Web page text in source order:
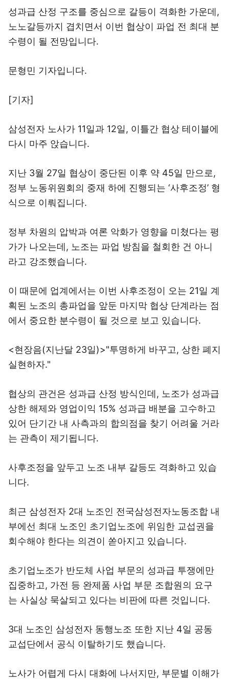
성과급 산정 구조를 중심으로 갈등이 격화한 가운데,
노노갈등까지 겹치면서 이번 협상이 파업 전 최대 분
수령이 될 전망입니다.
문형민 기자입니다.
[기자]
삼성전자 노사가 11일과 12일, 이틀간 협상 테이블에
다시 마주 앉습니다.
지난 3월 27일 협상이 중단된 이후 약 45일 만으로,
정부 노동위원회의 중재 하에 진행되는 ‘사후조정’ 형
식으로 이뤄집니다.
정부 차원의 압박과 여론 악화가 영향을 미쳤다는 평
가가 나오는데, 노조는 파업 방침을 철회한 건 아니
라고 강조했습니다.
이 때문에 업계에서는 이번 사후조정이 오는 21일 계
획된 노조의 총파업을 앞둔 마지막 협상 단계라는 점
에서 중요한 분수령이 될 것으로 보고 있습니다.
<현장음(지난달 23일)>"투명하게 바꾸고, 상한 폐지
실현하자."
협상의 관건은 성과급 산정 방식인데, 노조가 성과급
상한 해제와 영업이익 15% 성과급 배분을 고수하고
있어 단기간 내 사측과의 합의점을 찾기 어려울 거라
는 관측이 제기됩니다.
사후조정을 앞두고 노조 내부 갈등도 격화하고 있습
니다.
최근 삼성전자 2대 노조인 전국삼성전자노동조합 내
부에선 최대 노조인 초기업노조에 위임한 교섭권을
회수해야 한다는 의견이 쏟아지고 있습니다.
초기업노조가 반도체 사업 부문의 성과급 투쟁에만
집중하고, 가전 등 완제품 사업 부문 조합원의 요구
는 사실상 묵살되고 있다는 비판에 따른 것입니다.
3대 노조인 삼성전자 동행노조 또한 지난 4일 공동
교섭단에서 공식 이탈하기도 했습니다.
노사가 어렵게 다시 대화에 나서지만, 부문별 이해가